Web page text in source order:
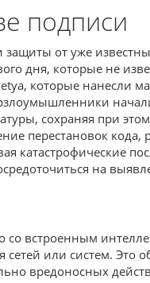
подписи
защиты от уже
дня, которые не
которые нанесли
сохраняя при
перестановок
на
встроенным
или систем.
вредоносных